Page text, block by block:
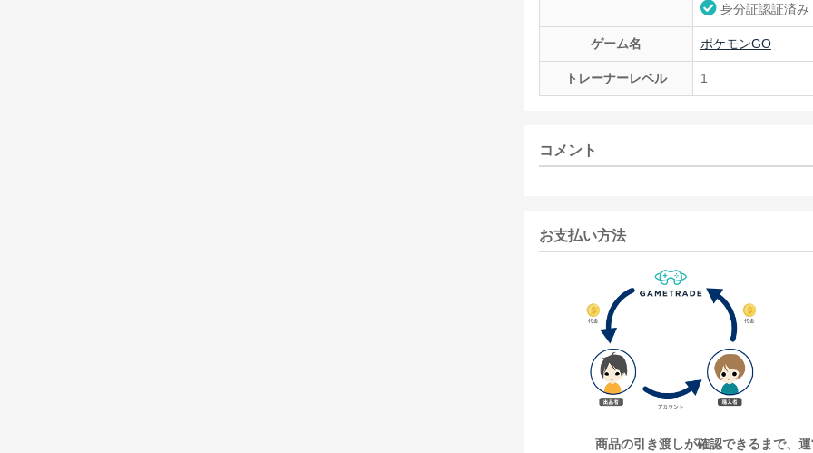
身分証認証済み
ゲーム名 ポケモンGO
トレーナーレベル 1
コメント
お支払い方法
商品の引き渡しが確認できるまで、